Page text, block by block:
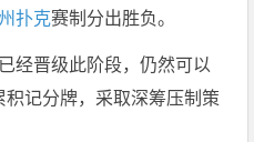
扑克赛制分出胜负。
经晋级此阶段，仍然可以
记分牌，采取深筹压制策